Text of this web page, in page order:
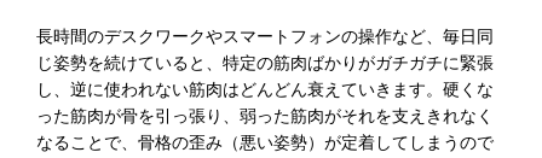
長時間のデスクワークやスマートフォンの操作など、毎日同
じ姿勢を続けていると、特定の筋肉ばかりがガチガチに緊張
し、逆に使われない筋肉はどんどん衰えていきます。硬くな
った筋肉が骨を引っ張り、弱った筋肉がそれを支えきれなく
なることで、骨格の歪み（悪い姿勢）が定着してしまうので